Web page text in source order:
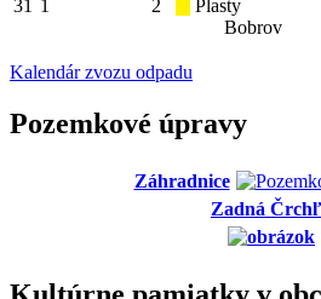
31 1 2
Plasty
Bobrov
Kalendár zvozu odpadu
Pozemkové úpravy
Záhradnice
Zadná